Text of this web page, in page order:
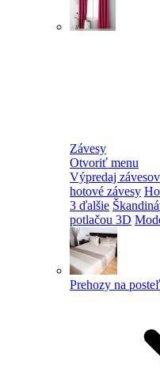
Závesy
Otvoriť menu
Výpredaj závesov
hotové závesy
3 ďalšie
potlačou 3D
Prehozy na posteľ